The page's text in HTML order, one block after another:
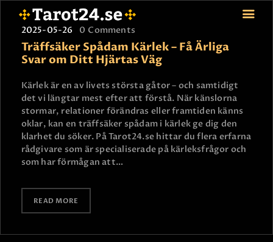
HEM
ASTROLOGI
STJÄRNTECKEN
TAROT
SPÅDAM-SIERSKA
BLOGG
JOBBA SOM SPÅDAM
BETALNING
2025-05-26 0 Comments
Träffsäker Spådam Kärlek – Få Ärliga
Svar om Ditt Hjärtas Väg
Kärlek är en av livets största gåtor – och samtidigt
det vi längtar mest efter att förstå. När känslorna
stormar, relationer förändras eller framtiden känns
oklar, kan en träffsäker spådam i kärlek ge dig den
klarhet du söker. På Tarot24.se hittar du flera erfarna
rådgivare som är specialiserade på kärleksfrågor och
som har förmågan att…
READ MORE